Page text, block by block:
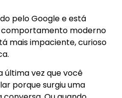
pelo Google e está
moderno
mais impaciente, curioso
última vez que você
porque surgiu uma